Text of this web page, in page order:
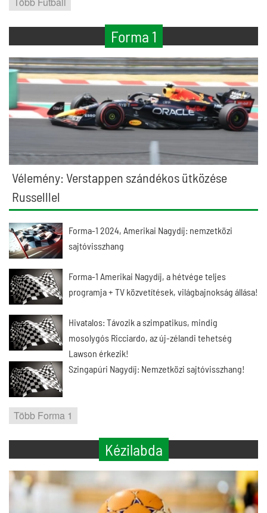
Forma 1
Vélemény: Verstappen szándékos ütközése
Russelllel
Forma-1 2024, Amerikai Nagydíj: nemzetközi
sajtóvisszhang
Forma-1 Amerikai Nagydíj, a hétvége teljes
programja + TV közvetítések, világbajnokság állása!
Hivatalos: Távozik a szimpatikus, mindig
mosolygós Ricciardo, az új-zélandi tehetség
Lawson érkezik!
Szingapúri Nagydíj: Nemzetközi sajtóvisszhang!
Több Forma 1
Kézilabda